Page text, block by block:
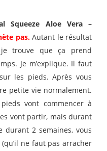
Squeeze Aloe Vera –
pas.Autant le résultat
trouve que ça prend
Je m’explique. Il faut
les pieds. Après vous
petite vie normalement.
vont commencer à
vont partir, mais durant
durant 2 semaines, vous
ne faut pas arracher